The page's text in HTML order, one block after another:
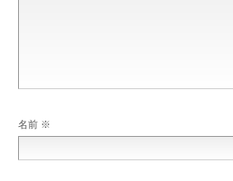
名前 ※